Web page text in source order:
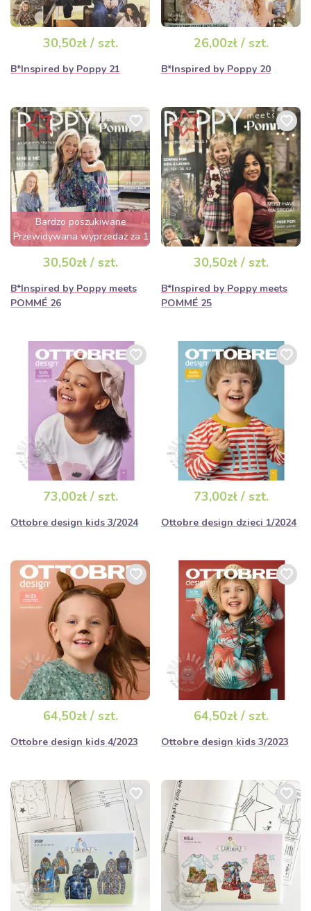
30,50zł / szt.
B*Inspired by Poppy 21
26,00zł / szt.
B*Inspired by Poppy 20
Bardzo poszukiwane
Przewidywana wyprzedaż za 1
dzień
30,50zł / szt.
B*Inspired by Poppy meets
POMMÉ 26
30,50zł / szt.
B*Inspired by Poppy meets
POMMÉ 25
73,00zł / szt.
Ottobre design kids 3/2024
73,00zł / szt.
Ottobre design dzieci 1/2024
64,50zł / szt.
Ottobre design kids 4/2023
64,50zł / szt.
Ottobre design kids 3/2023